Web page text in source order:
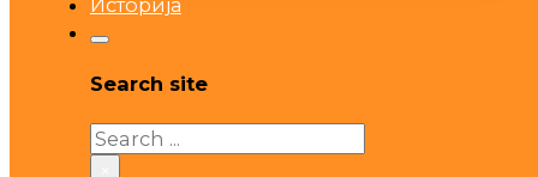
Search site
Search